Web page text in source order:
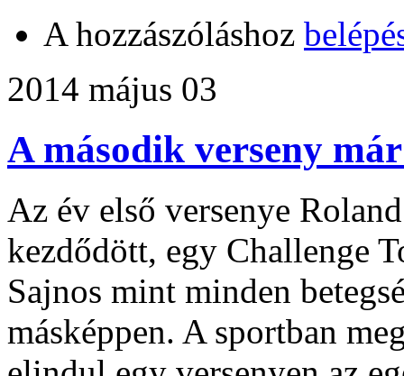
A hozzászóláshoz
2014 május 03
A második verseny
Az év első versenye
kezdődött, egy Challenge
Sajnos mint minden
másképpen. A sportban